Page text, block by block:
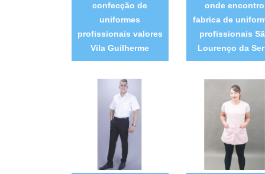
confecção de
uniformes
profissionais valores
Vila Guilherme
onde encontro
fabrica de
profissionais
Lourenço da